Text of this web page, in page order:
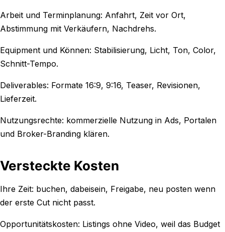
Arbeit und Terminplanung: Anfahrt, Zeit vor Ort,
Abstimmung mit Verkäufern, Nachdrehs.
Equipment und Können: Stabilisierung, Licht, Ton, Color,
Schnitt-Tempo.
Deliverables: Formate 16:9, 9:16, Teaser, Revisionen,
Lieferzeit.
Nutzungsrechte: kommerzielle Nutzung in Ads, Portalen
und Broker-Branding klären.
Versteckte Kosten
Ihre Zeit: buchen, dabeisein, Freigabe, neu posten wenn
der erste Cut nicht passt.
Opportunitätskosten: Listings ohne Video, weil das Budget